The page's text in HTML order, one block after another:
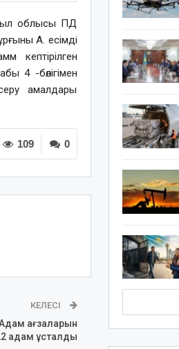
облысы ПД
А. есімді
кептiрiлген
4 -бөлiгiмен
амалдары
0
109
КЕЛЕСІ
ағзаларын
адам ұсталды